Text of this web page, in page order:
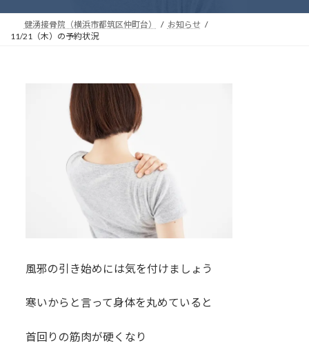
健湧接骨院（横浜市都筑区仲町台）
お知らせ
11/21（木）の予約状況
風邪の引き始めには気を付けましょう
寒いからと言って身体を丸めていると
首回りの筋肉が硬くなり